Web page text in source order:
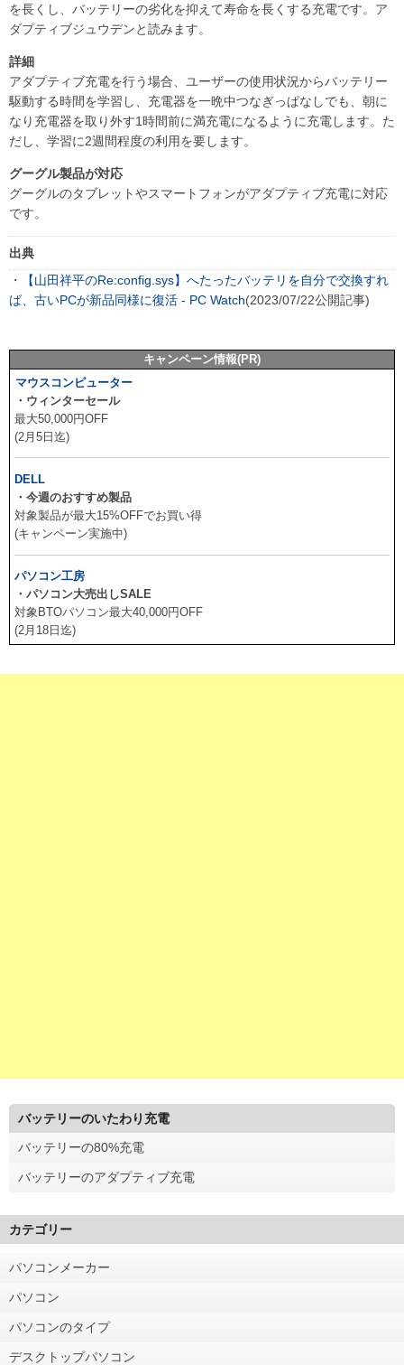
を長くし、バッテリーの劣化を抑えて寿命を長くする充電です。ア
ダプティブジュウデンと読みます。
詳細
アダプティブ充電を行う場合、ユーザーの使用状況からバッテリー
駆動する時間を学習し、充電器を一晩中つなぎっぱなしでも、朝に
なり充電器を取り外す1時間前に満充電になるように充電します。た
だし、学習に2週間程度の利用を要します。
グーグル製品が対応
グーグルのタブレットやスマートフォンがアダプティブ充電に対応
です。
出典
・
【山田祥平のRe:config.sys】へたったバッテリを自分で交換すれ
ば、古いPCが新品同様に復活 - PC Watch(2023/07/22公開記事)
キャンペーン情報(PR)
マウスコンピューター
・ウィンターセール
最大50,000円OFF
(2月5日迄)
DELL
・今週のおすすめ製品
対象製品が最大15%OFFでお買い得
(キャンペーン実施中)
パソコン工房
・パソコン大売出しSALE
対象BTOパソコン最大40,000円OFF
(2月18日迄)
バッテリーのいたわり充電
バッテリーの80%充電
バッテリーのアダプティブ充電
カテゴリー
パソコンメーカー
パソコン
パソコンのタイプ
デスクトップパソコン